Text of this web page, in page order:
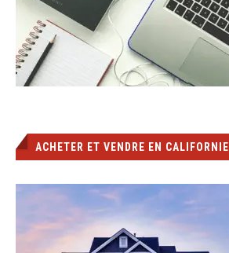
ACHETER ET VENDRE EN CALIFORNIE